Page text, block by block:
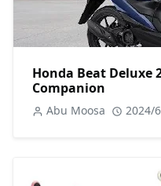
Honda Beat Deluxe
Companion
Abu Moosa 2024/